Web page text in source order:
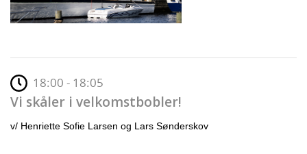
18:00 - 18:05
Vi skåler i velkomstbobler!
v/ Henriette Sofie Larsen og Lars Sønderskov